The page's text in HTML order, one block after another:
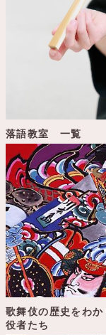
落語教室 一覧
歌舞伎の歴史をわ
役者たち